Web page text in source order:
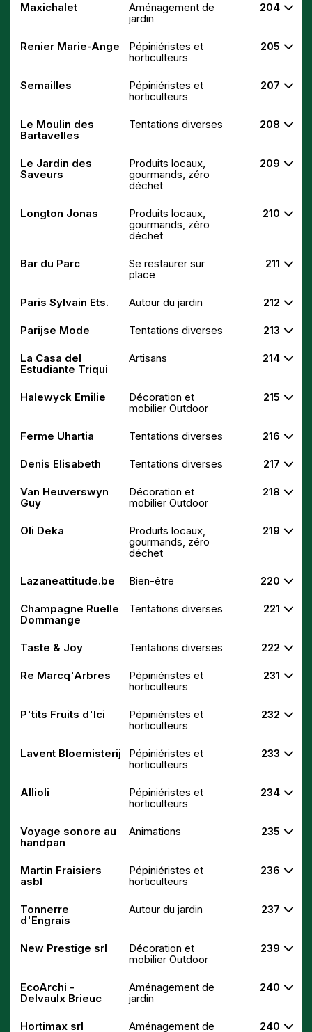
Maxichalet
Aménagement de
jardin
204
Renier Marie-Ange
Pépiniéristes et
horticulteurs
205
Semailles
Pépiniéristes et
horticulteurs
207
Le Moulin des
Bartavelles
Tentations diverses 208
Le Jardin des
Saveurs
Produits locaux,
gourmands, zéro
déchet
209
Longton Jonas
Produits locaux,
gourmands, zéro
déchet
210
Bar du Parc
Se restaurer sur
place
211
Paris Sylvain Ets. Autour du jardin 212
Parijse Mode Tentations diverses 213
La Casa del
Estudiante Triqui
Artisans 214
Halewyck Emilie
Décoration et
mobilier Outdoor
215
Ferme Uhartia Tentations diverses 216
Denis Elisabeth Tentations diverses 217
Van Heuverswyn
Guy
Décoration et
mobilier Outdoor
218
Oli Deka
Produits locaux,
gourmands, zéro
déchet
219
Lazaneattitude.be Bien-être 220
Champagne Ruelle
Dommange
Tentations diverses 221
Taste & Joy Tentations diverses 222
Re Marcq'Arbres
Pépiniéristes et
horticulteurs
231
P'tits Fruits d'Ici
Pépiniéristes et
horticulteurs
232
Lavent Bloemisterij
Pépiniéristes et
horticulteurs
233
Allioli
Pépiniéristes et
horticulteurs
234
Voyage sonore au
handpan
Animations 235
Martin Fraisiers
asbl
Pépiniéristes et
horticulteurs
236
Tonnerre
d'Engrais
Autour du jardin 237
New Prestige srl
Décoration et
mobilier Outdoor
239
EcoArchi -
Delvaulx Brieuc
Aménagement de
jardin
240
Hortimax srl
Aménagement de
240